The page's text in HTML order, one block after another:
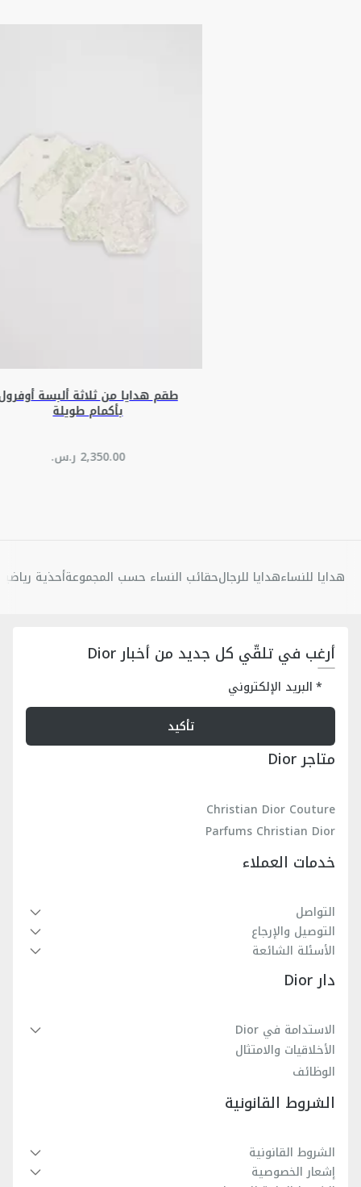
طقم هدايا من ثلاثة ألبسة
بأكمام طويلة
‏2,350.00 ر.س.‏
هدايا للنساءهدايا للرجالحقائب النساء حسب المجموعةأحذية
أرغب في تلقّي كل جديد من أخبار Dior
البريد الإلكتروني
تأكيد
متاجر Dior
Christian Dior Couture
Parfums Christian Dior
خدمات العملاء
التواصل
التوصيل والإرجاع
الأسئلة الشائعة
دار Dior
الاستدامة في Dior
الأخلاقيات والامتثال
الوظائف
الشروط القانونية
الشروط القانونية
إشعار الخصوصية